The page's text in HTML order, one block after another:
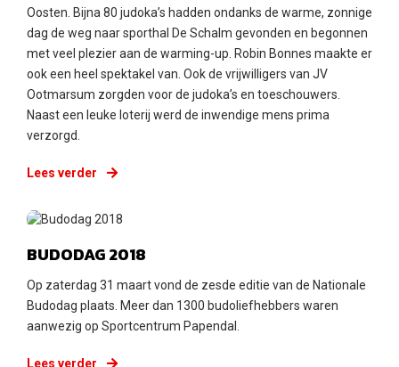
Oosten. Bijna 80 judoka’s hadden ondanks de warme, zonnige
dag de weg naar sporthal De Schalm gevonden en begonnen
met veel plezier aan de warming-up. Robin Bonnes maakte er
ook een heel spektakel van. Ook de vrijwilligers van JV
Ootmarsum zorgden voor de judoka’s en toeschouwers.
Naast een leuke loterij werd de inwendige mens prima
verzorgd.
Lees verder
Maandag 2 april 2018
BUDODAG 2018
Op zaterdag 31 maart vond de zesde editie van de Nationale
Budodag plaats. Meer dan 1300 budoliefhebbers waren
aanwezig op Sportcentrum Papendal.
Lees verder